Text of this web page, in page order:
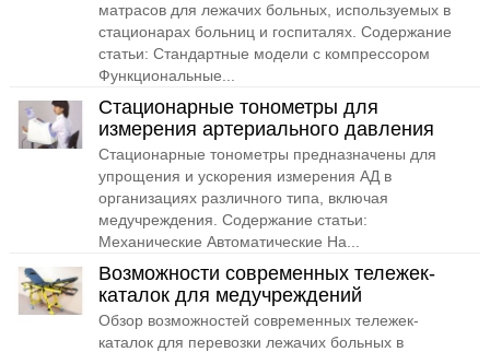
матрасов для лежачих больных, используемых в
стационарах больниц и госпиталях. Содержание
статьи: Стандартные модели с компрессором
Функциональные...
Стационарные тонометры для
измерения артериального давления
Стационарные тонометры предназначены для
упрощения и ускорения измерения АД в
организациях различного типа, включая
медучреждения. Содержание статьи:
Механические Автоматические На...
Возможности современных тележек-
каталок для медучреждений
Обзор возможностей современных тележек-
каталок для перевозки лежачих больных в